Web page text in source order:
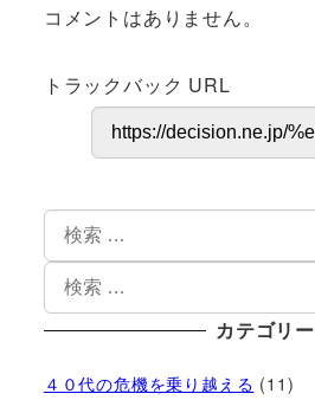
コメントはありません。
トラックバック URL
カテゴリー
４０代の危機を乗り越える (11)